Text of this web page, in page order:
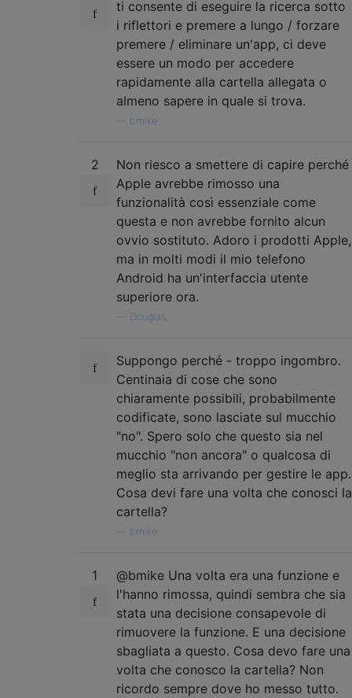
ti consente di eseguire la ricerca sotto
i riflettori e premere a lungo / forzare
premere / eliminare un'app, ci deve
essere un modo per accedere
rapidamente alla cartella allegata o
almeno sapere in quale si trova.
bmike
2
Non riesco a smettere di capire perché
Apple avrebbe rimosso una
funzionalità così essenziale come
questa e non avrebbe fornito alcun
ovvio sostituto. Adoro i prodotti Apple,
ma in molti modi il mio telefono
Android ha un'interfaccia utente
superiore ora.
Douglas,
Suppongo perché - troppo ingombro.
Centinaia di cose che sono
chiaramente possibili, probabilmente
codificate, sono lasciate sul mucchio
"no". Spero solo che questo sia nel
mucchio "non ancora" o qualcosa di
meglio sta arrivando per gestire le app.
Cosa devi fare una volta che conosci la
cartella?
bmike
1
@bmike Una volta era una funzione e
l'hanno rimossa, quindi sembra che sia
stata una decisione consapevole di
rimuovere la funzione. E una decisione
sbagliata a questo. Cosa devo fare una
volta che conosco la cartella? Non
ricordo sempre dove ho messo tutto.